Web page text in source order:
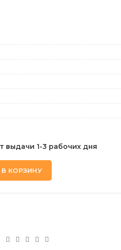
выдачи 1-3 рабочих дня
235 55 19 105T
В КОРЗИНУ